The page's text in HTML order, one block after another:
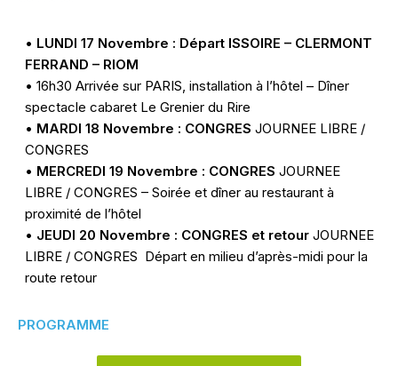
• LUNDI 17 Novembre : Départ ISSOIRE – CLERMONT
FERRAND – RIOM
• 16h30 Arrivée sur PARIS, installation à l’hôtel – Dîner
spectacle cabaret Le Grenier du Rire
• MARDI 18 Novembre : CONGRES JOURNEE LIBRE /
CONGRES
• MERCREDI 19 Novembre : CONGRES JOURNEE
LIBRE / CONGRES – Soirée et dîner au restaurant à
proximité de l’hôtel
• JEUDI 20 Novembre : CONGRES et retourJOURNEE
LIBRE / CONGRES Départ en milieu d’après-midi pour la
route retour
PROGRAMME